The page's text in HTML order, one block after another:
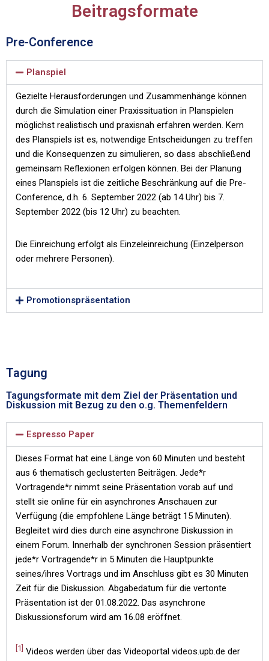
Beitragsformate
Pre-Conference
Planspiel
Gezielte Herausforderungen und Zusammenhänge können
durch die Simulation einer Praxissituation in Planspielen
möglichst realistisch und praxisnah erfahren werden. Kern
des Planspiels ist es, notwendige Entscheidungen zu treffen
und die Konsequenzen zu simulieren, so dass abschließend
gemeinsam Reflexionen erfolgen können. Bei der Planung
eines Planspiels ist die zeitliche Beschränkung auf die Pre-
Conference, d.h. 6. September 2022 (ab 14 Uhr) bis 7.
September 2022 (bis 12 Uhr) zu beachten.
Die Einreichung erfolgt als Einzeleinreichung (Einzelperson
oder mehrere Personen).
Promotionspräsentation
Tagung
Tagungsformate mit dem Ziel der Präsentation und
Diskussion mit Bezug zu den o.g. Themenfeldern
Espresso Paper
Dieses Format hat eine Länge von 60 Minuten und besteht
aus 6 thematisch geclusterten Beiträgen. Jede*r
Vortragende*r nimmt seine Präsentation vorab auf und
stellt sie online für ein asynchrones Anschauen zur
Verfügung (die empfohlene Länge beträgt 15 Minuten).
Begleitet wird dies durch eine asynchrone Diskussion in
einem Forum. Innerhalb der synchronen Session präsentiert
jede*r Vortragende*r in 5 Minuten die Hauptpunkte
seines/ihres Vortrags und im Anschluss gibt es 30 Minuten
Zeit für die Diskussion. Abgabedatum für die vertonte
Präsentation ist der 01.08.2022. Das asynchrone
Diskussionsforum wird am 16.08 eröffnet.
[1] Videos werden über das Videoportal videos.upb.de der